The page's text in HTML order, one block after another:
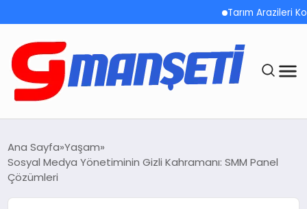
Tarım Arazileri
DEMOLAR
Ana Sayfa Yaşam
Sosyal Medya Yönetiminin Gizli Kahramanı: SMM Panel
Çözümleri